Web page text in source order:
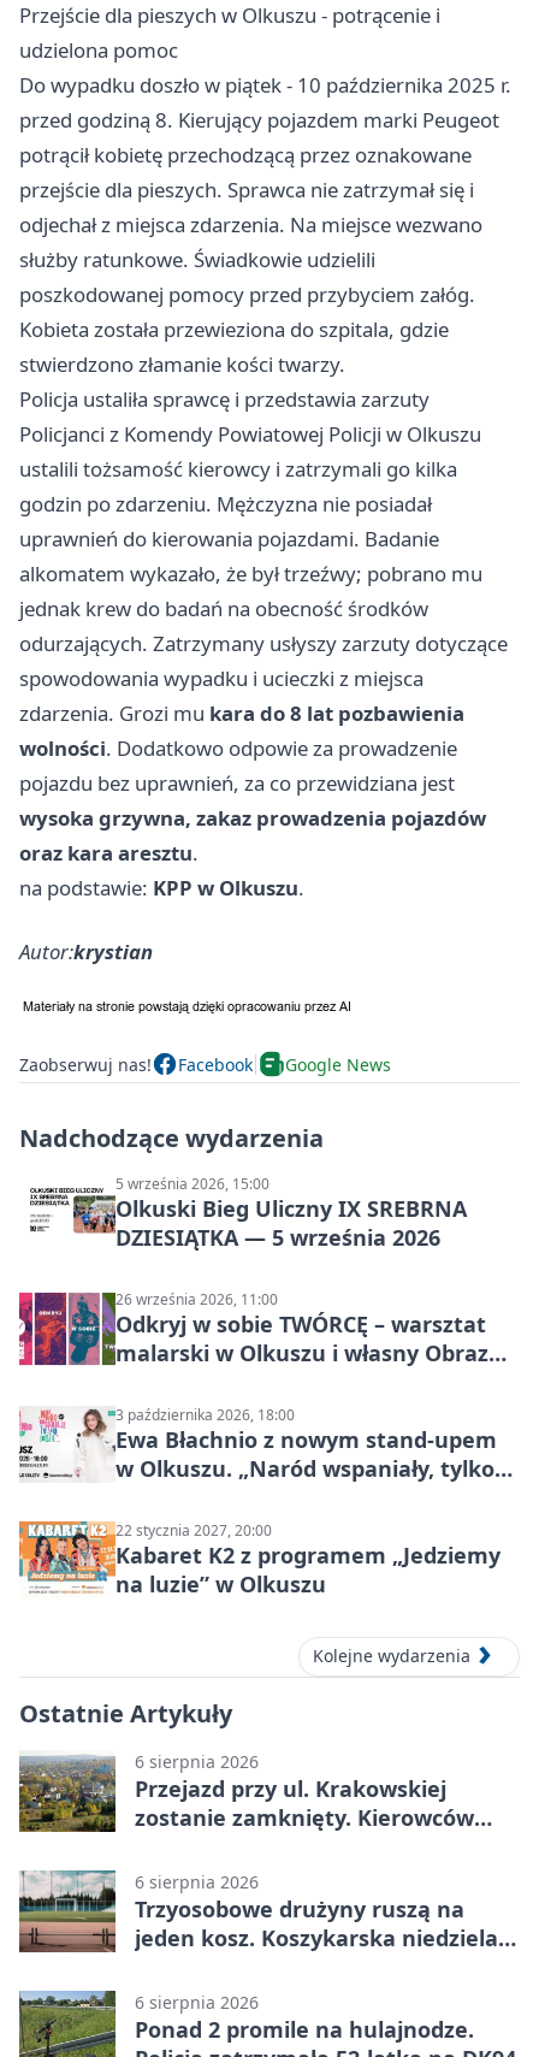
Przejście dla pieszych w Olkuszu - potrącenie i
udzielona pomoc
Do wypadku doszło w piątek - 10 października 2025 r.
przed godziną 8. Kierujący pojazdem marki Peugeot
potrącił kobietę przechodzącą przez oznakowane
przejście dla pieszych. Sprawca nie zatrzymał się i
odjechał z miejsca zdarzenia. Na miejsce wezwano
służby ratunkowe. Świadkowie udzielili
poszkodowanej pomocy przed przybyciem załóg.
Kobieta została przewieziona do szpitala, gdzie
stwierdzono złamanie kości twarzy.
Policja ustaliła sprawcę i przedstawia zarzuty
Policjanci z Komendy Powiatowej Policji w Olkuszu
ustalili tożsamość kierowcy i zatrzymali go kilka
godzin po zdarzeniu. Mężczyzna nie posiadał
uprawnień do kierowania pojazdami. Badanie
alkomatem wykazało, że był trzeźwy; pobrano mu
jednak krew do badań na obecność środków
odurzających. Zatrzymany usłyszy zarzuty dotyczące
spowodowania wypadku i ucieczki z miejsca
zdarzenia. Grozi mu kara do 8 lat pozbawienia
wolności. Dodatkowo odpowie za prowadzenie
pojazdu bez uprawnień, za co przewidziana jest
wysoka grzywna, zakaz prowadzenia pojazdów
oraz kara aresztu.
na podstawie: KPP w Olkuszu.
Autor:krystian
Zaobserwuj nas! Facebook Google News
Nadchodzące wydarzenia
5 września 2026, 15:00
Olkuski Bieg Uliczny IX SREBRNA
DZIESIĄTKA — 5 września 2026
26 września 2026, 11:00
Odkryj w sobie TWÓRCĘ – warsztat
malarski w Olkuszu i własny Obraz
3 października 2026, 18:00
Ewa Błachnio z nowym stand-upem
w Olkuszu. „Naród wspaniały, tylko
22 stycznia 2027, 20:00
Kabaret K2 z programem „Jedziemy
na luzie” w Olkuszu
Kolejne wydarzenia
Ostatnie Artykuły
6 sierpnia 2026
Przejazd przy ul. Krakowskiej
zostanie zamknięty. Kierowców
6 sierpnia 2026
Trzyosobowe drużyny ruszą na
jeden kosz. Koszykarska niedziela
6 sierpnia 2026
Ponad 2 promile na hulajnodze.